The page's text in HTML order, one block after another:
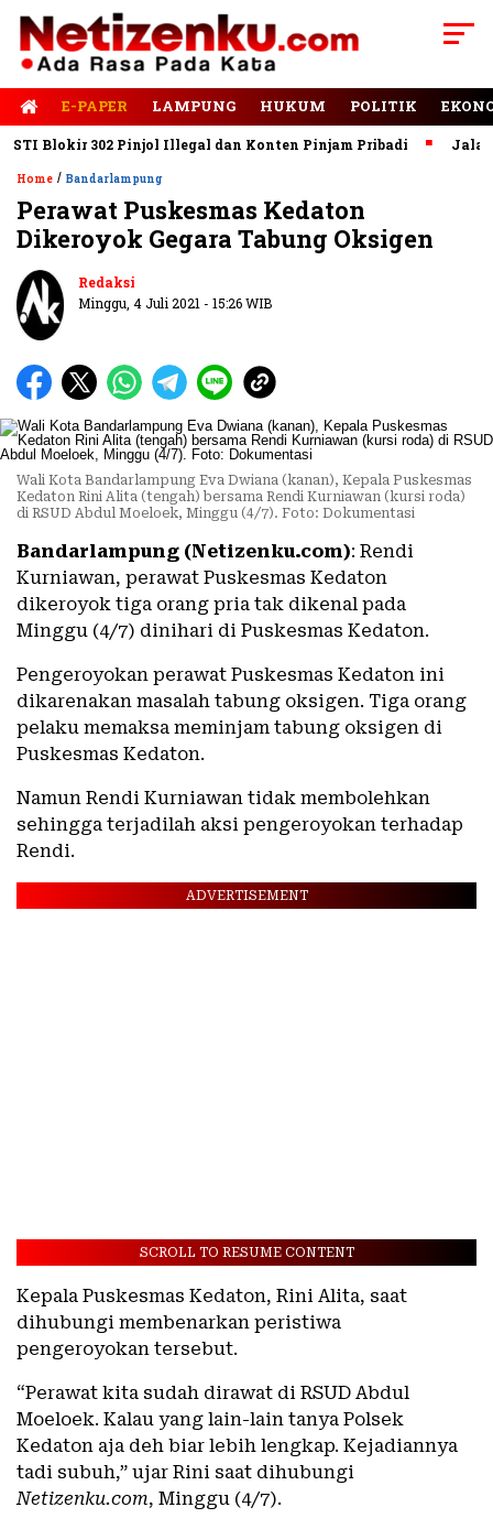
E-PAPER LAMPUNG HUKUM POLITIK
Blokir 302 Pinjol Illegal dan Konten Pinjam Pribadi Jalan
Home / Bandarlampung
Perawat Puskesmas Kedaton
Dikeroyok Gegara Tabung Oksigen
Redaksi
Minggu, 4 Juli 2021 - 15:26 WIB
Wali Kota Bandarlampung Eva Dwiana (kanan), Kepala Puskesmas
Kedaton Rini Alita (tengah) bersama Rendi Kurniawan (kursi roda)
di RSUD Abdul Moeloek, Minggu (4/7). Foto: Dokumentasi
Bandarlampung (Netizenku.com): Rendi
Kurniawan, perawat Puskesmas Kedaton
dikeroyok tiga orang pria tak dikenal pada
Minggu (4/7) dinihari di Puskesmas Kedaton.
Pengeroyokan perawat Puskesmas Kedaton ini
dikarenakan masalah tabung oksigen. Tiga orang
pelaku memaksa meminjam tabung oksigen di
Puskesmas Kedaton.
Namun Rendi Kurniawan tidak membolehkan
sehingga terjadilah aksi pengeroyokan terhadap
Rendi.
ADVERTISEMENT
SCROLL TO RESUME CONTENT
Kepala Puskesmas Kedaton, Rini Alita, saat
dihubungi membenarkan peristiwa
pengeroyokan tersebut.
“Perawat kita sudah dirawat di RSUD Abdul
Moeloek. Kalau yang lain-lain tanya Polsek
Kedaton aja deh biar lebih lengkap. Kejadiannya
tadi subuh,” ujar Rini saat dihubungi
Netizenku.com, Minggu (4/7).